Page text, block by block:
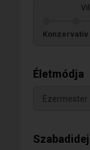
Konzervatív
Életmódja
Ezermester